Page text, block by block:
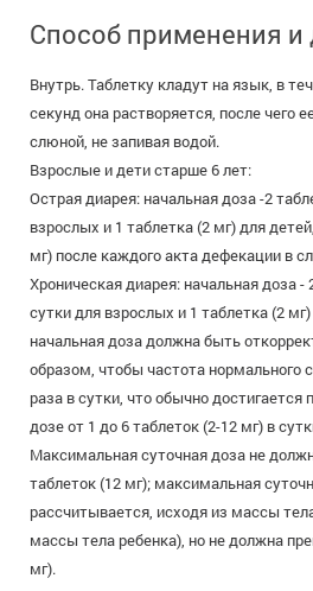
Способ применения и
Внутрь. Таблетку кладут на язык, в
секунд она растворяется, после чего
слюной, не запивая водой.
Взрослые и дети старше 6 лет:
Острая диарея: начальная доза -2
взрослых и 1 таблетка (2 мг) для
мг) после каждого акта дефекации в
Хроническая диарея: начальная доза -
сутки для взрослых и 1 таблетка (2
начальная доза должна быть
образом, чтобы частота нормального
раза в сутки, что обычно
дозе от 1 до 6 таблеток (2-12 мг) в
Максимальная суточная доза не
таблеток (12 мг); максимальная
рассчитывается, исходя из массы
массы тела ребенка), но не должна
мг).